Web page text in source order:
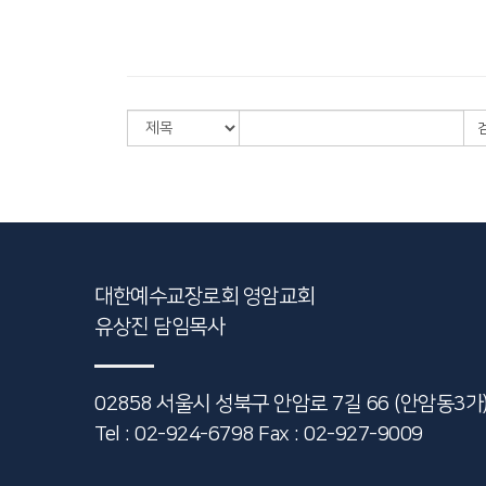
대한예수교장로회 영암교회
유상진 담임목사
02858 서울시 성북구 안암로 7길 66 (안암동3가)
Tel : 02-924-6798 Fax : 02-927-9009